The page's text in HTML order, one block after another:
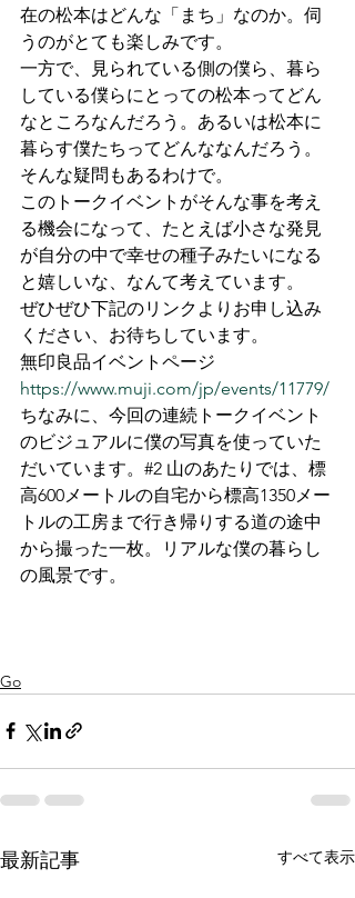
在の松本はどんな「まち」なのか。伺
うのがとても楽しみです。
一方で、見られている側の僕ら、暮ら
している僕らにとっての松本ってどん
なところなんだろう。あるいは松本に
暮らす僕たちってどんななんだろう。
そんな疑問もあるわけで。
このトークイベントがそんな事を考え
る機会になって、たとえば小さな発見
が自分の中で幸せの種子みたいになる
と嬉しいな、なんて考えています。
ぜひぜひ下記のリンクよりお申し込み
ください、お待ちしています。
無印良品イベントページ
https://www.muji.com/jp/events/11779/
ちなみに、今回の連続トークイベント
のビジュアルに僕の写真を使っていた
だいています。#2 山のあたりでは、標
高600メートルの自宅から標高1350メー
トルの工房まで行き帰りする道の途中
から撮った一枚。リアルな僕の暮らし
の風景です。
Go
最新記事 すべて表示